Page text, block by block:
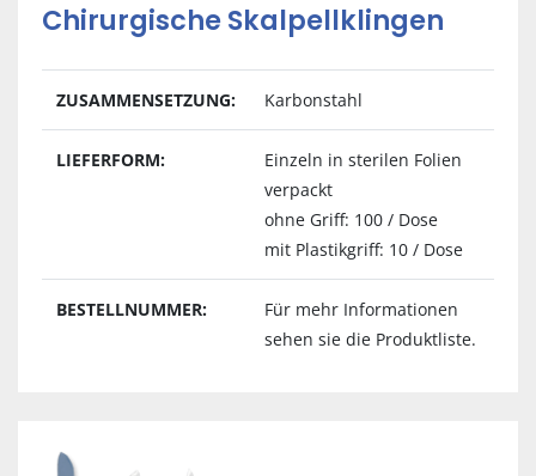
Chirurgische Skalpellklingen
ZUSAMMENSETZUNG: Karbonstahl
LIEFERFORM:
Einzeln in sterilen Folien
verpackt
ohne Griff: 100 / Dose
mit Plastikgriff: 10 / Dose
BESTELLNUMMER:
Für mehr Informationen
sehen sie die Produktliste.